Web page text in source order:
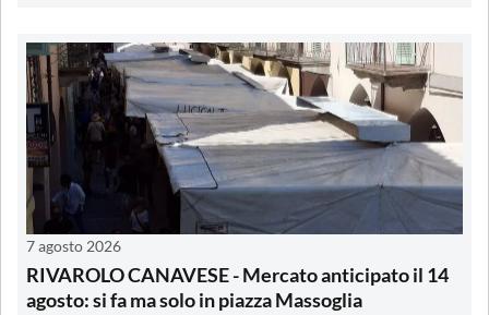
7 agosto 2026
RIVAROLO CANAVESE - Mercato anticipato il 14
agosto: si fa ma solo in piazza Massoglia